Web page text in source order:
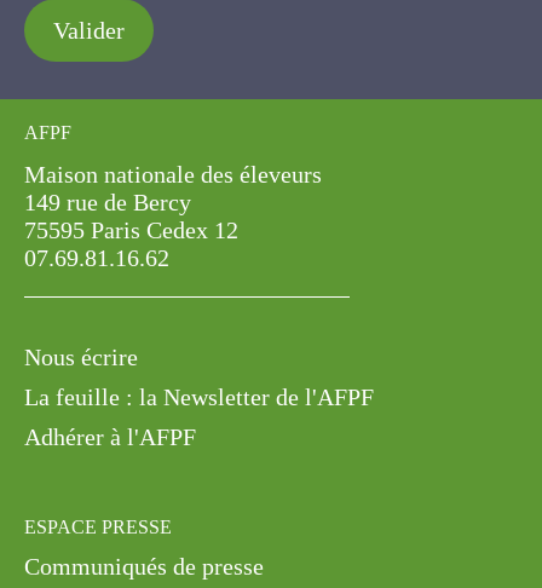
Valider
AFPF
Maison nationale des éleveurs
149 rue de Bercy
75595 Paris Cedex 12
07.69.81.16.62
Nous écrire
La feuille : la Newsletter de l'AFPF
Adhérer à l'AFPF
ESPACE PRESSE
Communiqués de presse